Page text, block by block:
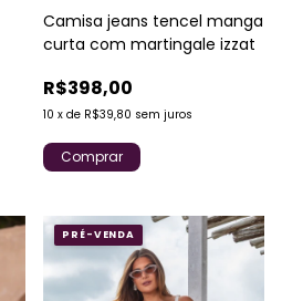
Camisa jeans tencel manga
curta com martingale izzat
R$398,00
10 x de R$39,80 sem juros
Comprar
PRÉ-VENDA